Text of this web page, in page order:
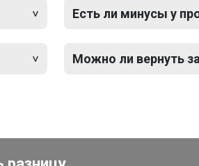
Есть ли минусы у
Можно ли вернуть